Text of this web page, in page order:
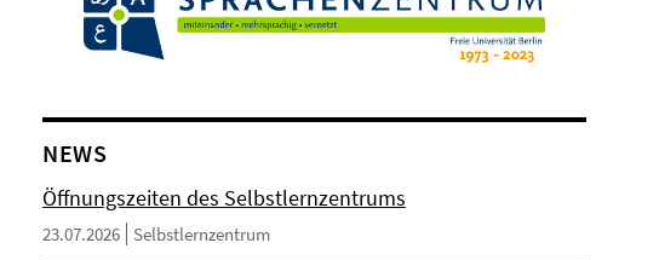
NEWS
Öffnungszeiten des Selbstlernzentrums
23.07.2026 Selbstlernzentrum